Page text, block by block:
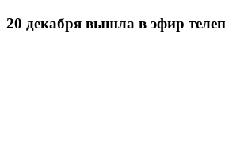
20 декабря вышла в эфир